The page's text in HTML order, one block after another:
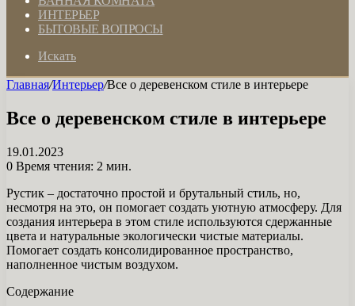
ИНТЕРЬЕР
БЫТОВЫЕ ВОПРОСЫ
Искать
Главная/Интерьер/Все о деревенском стиле в интерьере
Все о деревенском стиле в интерьере
19.01.2023
0 Время чтения: 2 мин.
Рустик – достаточно простой и брутальный стиль, но,
несмотря на это, он помогает создать уютную атмосферу. Для
создания интерьера в этом стиле используются сдержанные
цвета и натуральные экологически чистые материалы.
Помогает создать консолидированное пространство,
наполненное чистым воздухом.
Содержание